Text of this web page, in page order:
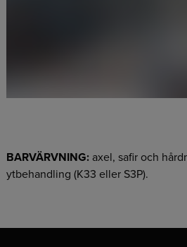
BARVÄRVNING:axel, safir och
ytbehandling (K33 eller S3P).